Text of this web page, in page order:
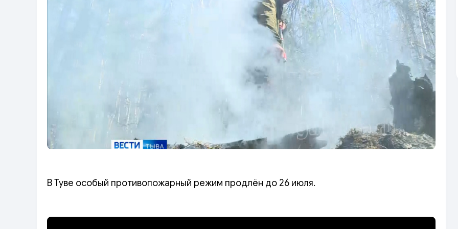
В Туве особый противопожарный режим продлён до 26 июля.